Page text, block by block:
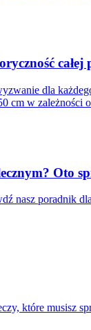
całej
dla
cm w zależności
Oto
nasz poradnik
które musisz